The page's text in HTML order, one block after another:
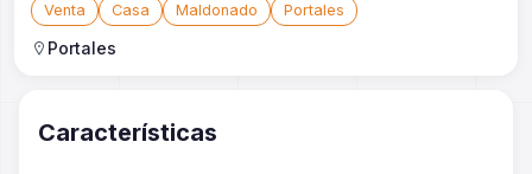
Venta Casa Maldonado Portales
Portales
Características